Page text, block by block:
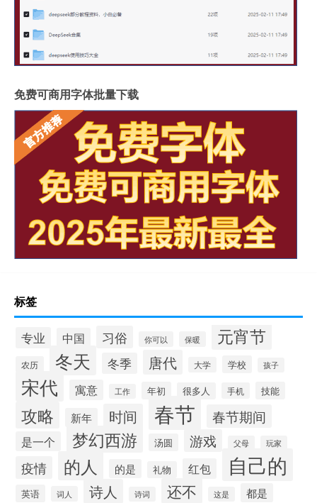
免费可商用字体批量下载
标签
专业 中国 习俗 你可以 保暖 元宵节
农历 冬天 冬季 唐代 大学 学校 孩子
宋代 寓意 工作 年初 很多人 手机 技能
攻略 新年 时间 春节 春节期间
是一个 梦幻西游 汤圆 游戏 父母 玩家
疫情 的人 的是 礼物 红包 自己的
英语 词人 诗人 诗词 还不 这是 都是